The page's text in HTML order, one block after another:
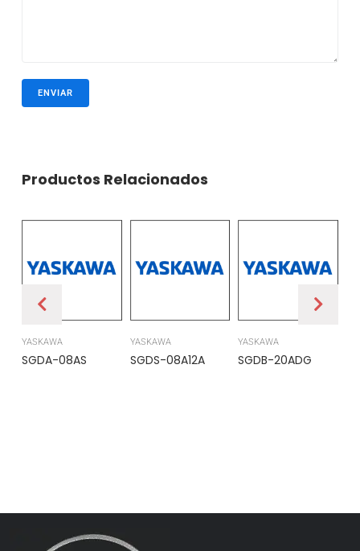
Productos Relacionados
YASKAWA
SGDA-08AS
YASKAWA
SGDS-08A12A
YASKAWA
SGDB-20ADG